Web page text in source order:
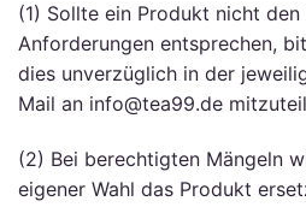
(1) Sollte ein Produkt nicht
Anforderungen entsprechen,
dies unverzüglich in der
Mail an info@tea99.de
(2) Bei berechtigten Mängeln
eigener Wahl das Produkt